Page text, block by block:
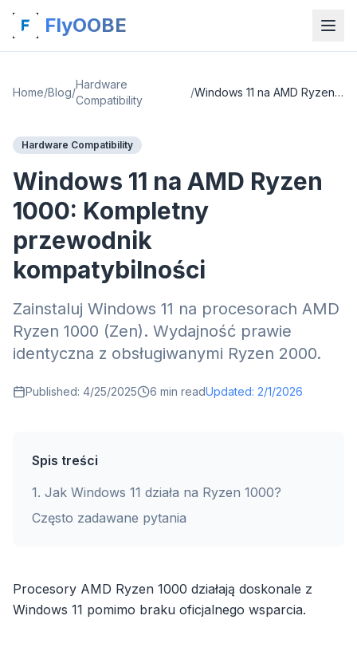
FlyOOBE
Home/Blog/
Hardware
Compatibility
/ Windows 11 na AMD Ryzen 1000: Kompletny przewodnik kompatybilności
Hardware Compatibility
Windows 11 na AMD Ryzen
1000: Kompletny
przewodnik
kompatybilności
Zainstaluj Windows 11 na procesorach AMD
Ryzen 1000 (Zen). Wydajność prawie
identyczna z obsługiwanymi Ryzen 2000.
Published: 4/25/2025 6 min readUpdated: 2/1/2026
Spis treści
1. Jak Windows 11 działa na Ryzen 1000?
Często zadawane pytania
Procesory AMD Ryzen 1000 działają doskonale z
Windows 11 pomimo braku oficjalnego wsparcia.